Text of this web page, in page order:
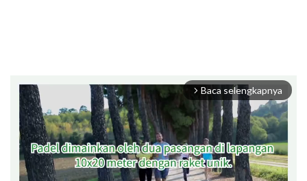
arrow_forward_ios Baca selengkapnya